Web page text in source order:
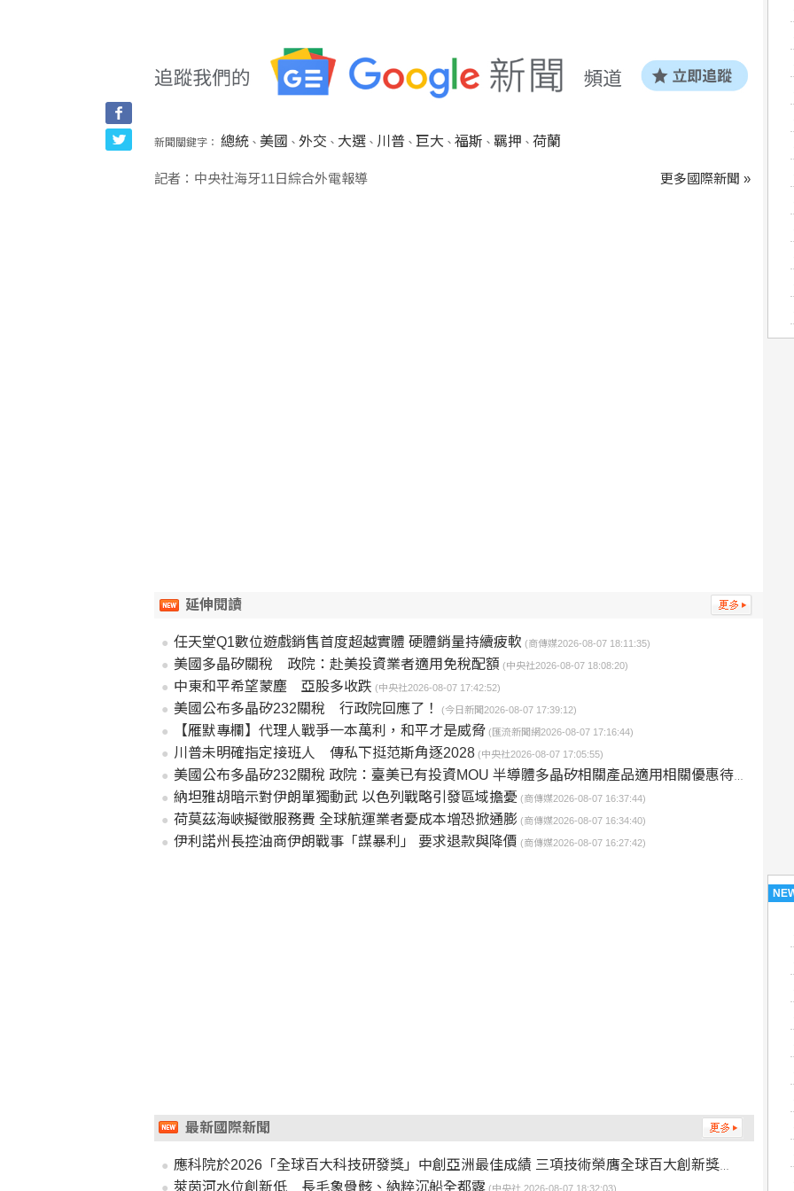
新聞關鍵字： 總統、 美國 、 外交 、 大選、 川普、 巨大 、 福斯 、 羈押 、 荷蘭
記者：中央社海牙11日綜合外電報導 更多國際新聞 »
延伸閱讀
任天堂Q1數位遊戲銷售首度超越實體 硬體銷量持續疲軟 (商傳媒2026-08-07 18:11:35)
美國多晶矽關稅 政院：赴美投資業者適用免稅配額 (中央社2026-08-07 18:08:20)
中東和平希望蒙塵 亞股多收跌 (中央社2026-08-07 17:42:52)
美國公布多晶矽232關稅 行政院回應了！ (今日新聞2026-08-07 17:39:12)
【雁默專欄】代理人戰爭一本萬利，和平才是威脅 (匯流新聞網2026-08-07 17:16:44)
川普未明確指定接班人 傳私下挺范斯角逐2028 (中央社2026-08-07 17:05:55)
美國公布多晶矽232關稅 政院：臺美已有投資MOU 半導體多晶矽相關產品適用相關優惠待遇
納坦雅胡暗示對伊朗單獨動武 以色列戰略引發區域擔憂 (商傳媒2026-08-07 16:37:44)
荷莫茲海峽擬徵服務費 全球航運業者憂成本增恐掀通膨 (商傳媒2026-08-07 16:34:40)
伊利諾州長控油商伊朗戰事「謀暴利」 要求退款與降價 (商傳媒2026-08-07 16:27:42)
最新國際新聞
應科院於2026「全球百大科技研發獎」中創亞洲最佳成績 三項技術榮膺全球百大創新獎項 (美通社
萊茵河水位創新低 長毛象骨骸、納粹沉船全都露 (中央社 2026-08-07 18:32:03)